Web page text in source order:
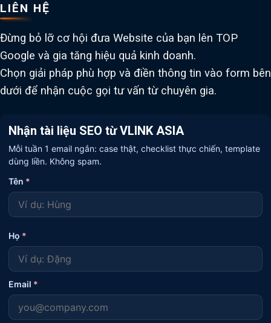
LIÊN HỆ
Đừng bỏ lỡ cơ hội đưa Website của bạn lên TOP
Google và gia tăng hiệu quả kinh doanh.
Chọn giải pháp phù hợp và điền thông tin vào form bên
dưới để nhận cuộc gọi tư vấn từ chuyên gia.
Nhận tài liệu SEO từ VLINK ASIA
Mỗi tuần 1 email ngắn: case thật, checklist thực chiến, template
dùng liền. Không spam.
Tên *
Họ *
Email *